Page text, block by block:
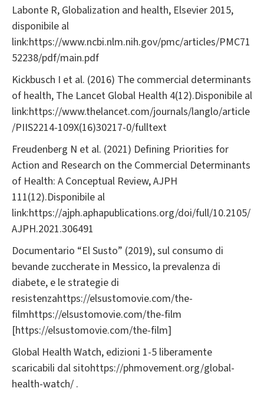
Labonte R, Globalization and health, Elsevier 2015,
disponibile al
link:https://www.ncbi.nlm.nih.gov/pmc/articles/PMC71
52238/pdf/main.pdf
Kickbusch I et al. (2016) The commercial determinants
of health, The Lancet Global Health 4(12).Disponibile al
link:https://www.thelancet.com/journals/langlo/article
/PIIS2214-109X(16)30217-0/fulltext
Freudenberg N et al. (2021) Defining Priorities for
Action and Research on the Commercial Determinants
of Health: A Conceptual Review, AJPH
111(12).Disponibile al
link:https://ajph.aphapublications.org/doi/full/10.2105/
AJPH.2021.306491
Documentario “El Susto” (2019), sul consumo di
bevande zuccherate in Messico, la prevalenza di
diabete, e le strategie di
resistenzahttps://elsustomovie.com/the-
filmhttps://elsustomovie.com/the-film
[https://elsustomovie.com/the-film]
Global Health Watch, edizioni 1-5 liberamente
scaricabili dal sitohttps://phmovement.org/global-
health-watch/ .